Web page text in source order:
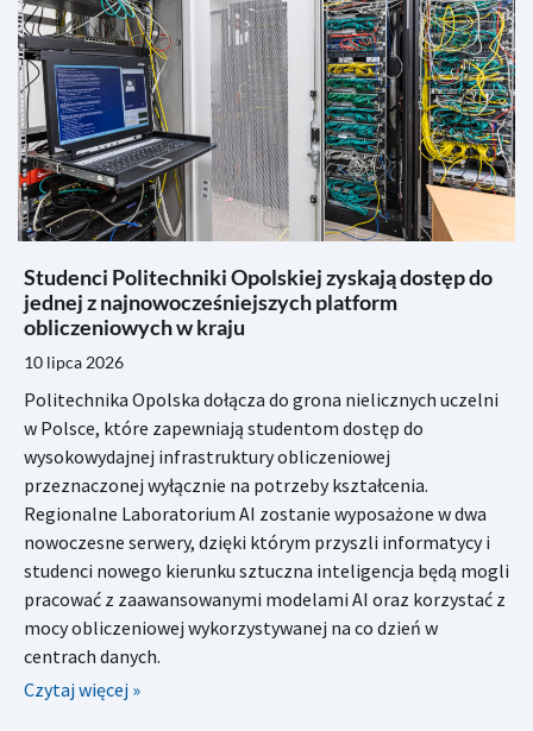
Studenci Politechniki Opolskiej zyskają dostęp do
jednej z najnowocześniejszych platform
obliczeniowych w kraju
10 lipca 2026
Politechnika Opolska dołącza do grona nielicznych uczelni
w Polsce, które zapewniają studentom dostęp do
wysokowydajnej infrastruktury obliczeniowej
przeznaczonej wyłącznie na potrzeby kształcenia.
Regionalne Laboratorium AI zostanie wyposażone w dwa
nowoczesne serwery, dzięki którym przyszli informatycy i
studenci nowego kierunku sztuczna inteligencja będą mogli
pracować z zaawansowanymi modelami AI oraz korzystać z
mocy obliczeniowej wykorzystywanej na co dzień w
centrach danych.
Czytaj więcej »